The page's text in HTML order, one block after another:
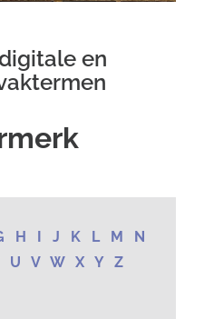
en
H I J K L M
N
U V W X Y Z